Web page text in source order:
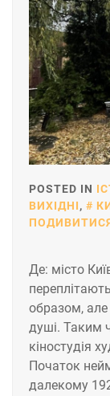
POSTED IN
ВИХІДНІ,
Де: місто
образом, але
душі. Таким
кіностудія
Початок
далекому